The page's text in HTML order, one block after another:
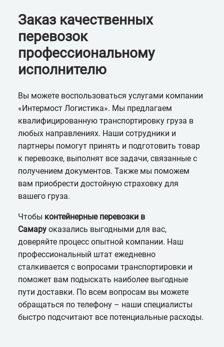
Заказ качественных
перевозок
профессиональному
исполнителю
Вы можете воспользоваться услугами компании
«Интермост Логистика». Мы предлагаем
квалифицированную транспортировку груза в
любых направлениях. Наши сотрудники и
партнеры помогут принять и подготовить товар
к перевозке, выполнят все задачи, связанные с
получением документов. Также мы поможем
вам приобрести достойную страховку для
вашего груза.
Чтобы контейнерные перевозки в
Самаруоказались выгодными для вас,
доверяйте процесс опытной компании. Наш
профессиональный штат ежедневно
сталкивается с вопросами транспортировки и
поможет вам подыскать наиболее выгодные
пути доставки. По всем вопросам вы можете
обращаться по телефону – наши специалисты
быстро подсчитают все потенциальные расходы.